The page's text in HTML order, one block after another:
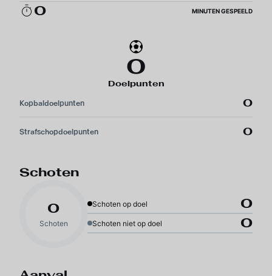
0 MINUTEN GESPEELD
0
Doelpunten
Kopbaldoelpunten 0
Strafschopdoelpunten 0
Schoten
0
Schoten
Schoten op doel 0
Schoten niet op doel 0